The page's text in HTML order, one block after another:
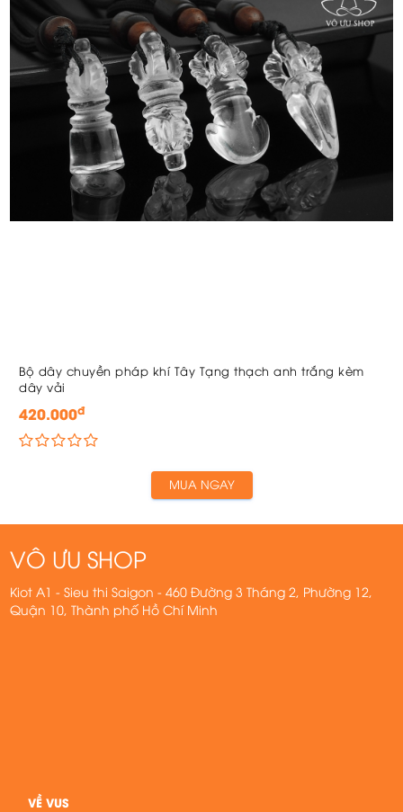
Bộ dây chuyền pháp khí Tây Tạng thạch anh trắng kèm
dây vải
420.000đ
MUA NGAY
VÔ ƯU SHOP
Kiot A1 - Sieu thi Saigon - 460 Đường 3 Tháng 2, Phường 12,
Quận 10, Thành phố Hồ Chí Minh
VỀ VUS